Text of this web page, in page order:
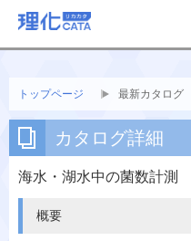
トップページ 最新カタログ
カタログ詳細
海水・湖水中の菌数計測
概要